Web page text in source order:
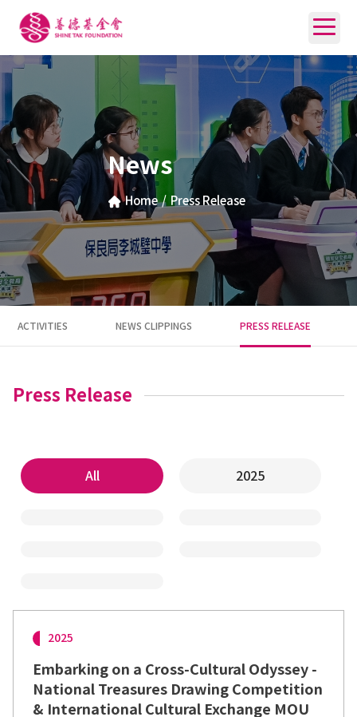
News
Home / Press Release
ACTIVITIES NEWS CLIPPINGS PRESS RELEASE
Press Release
All 2025
2025
Embarking on a Cross-Cultural Odyssey -
National Treasures Drawing Competition
& International Cultural Exchange MOU